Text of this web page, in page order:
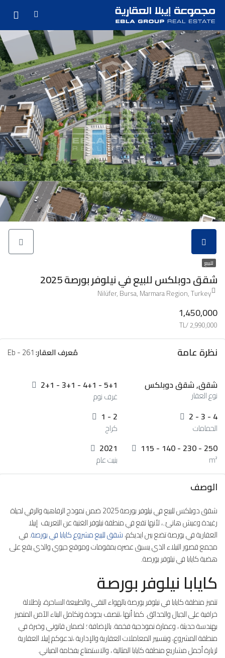
للبيع
شقق دوبلكس للبيع في نيلوفر بورصة 2025
Nilüfer, Bursa, Marmara Region, Turkey
1,450,000
2,990,000 /TL
نظرة عامة مُعرف العقار:
شقق, شقق دوبلكس
نوع العقار
2+1 - 3+1 - 4+1 - 5+1
غرف نوم
2 - 3 - 4
الحمامات
1 - 2
كراج
115 - 140 - 230 - 250
m²
2021
بنيت عام
الوصف
شقق دوبلكس للبيع في نيلوفر بورصة 2025 ضمن نموذج الرفاهية والرقي لحياة
رغيدة وعيش هانئ..، لأنها تقع في منطقة نيلوفر الغنية عن التعريف إيبلا
العقارية في بورصة تضع بين ايديكم،شقق للبيع مشروع كايابا في بورصة. في
مجمع قصور النبلاء الذي يسبق عصره بمقومات وموقع حيوي والذي يقع على
هضبة كايابا في نيلوفر بورصة.
كايابا نيلوفر بورصة
تتميز منظقة كايابا في نيلوفر بورصة بالهواء النقي والطبيعة الساحرة، بإطلالة
خرافية على الجبال والحدائق. كما أنها ،تتصف بجودة وتكامل البناء الآمن المتميز
بهندسة حديثة ، وعمارة نموذجية فخمة. بالإضافة ؛ لضمان قانوني وخبرة في
منطقة المشروع، وبتسيير المعاملات العقارية والإدارية ،تدعوكم إيبلا العقارية
لزيارة أجمل مشاريع منطقة كايابا المثالية ، والاستمتاع بفخامة المباني.